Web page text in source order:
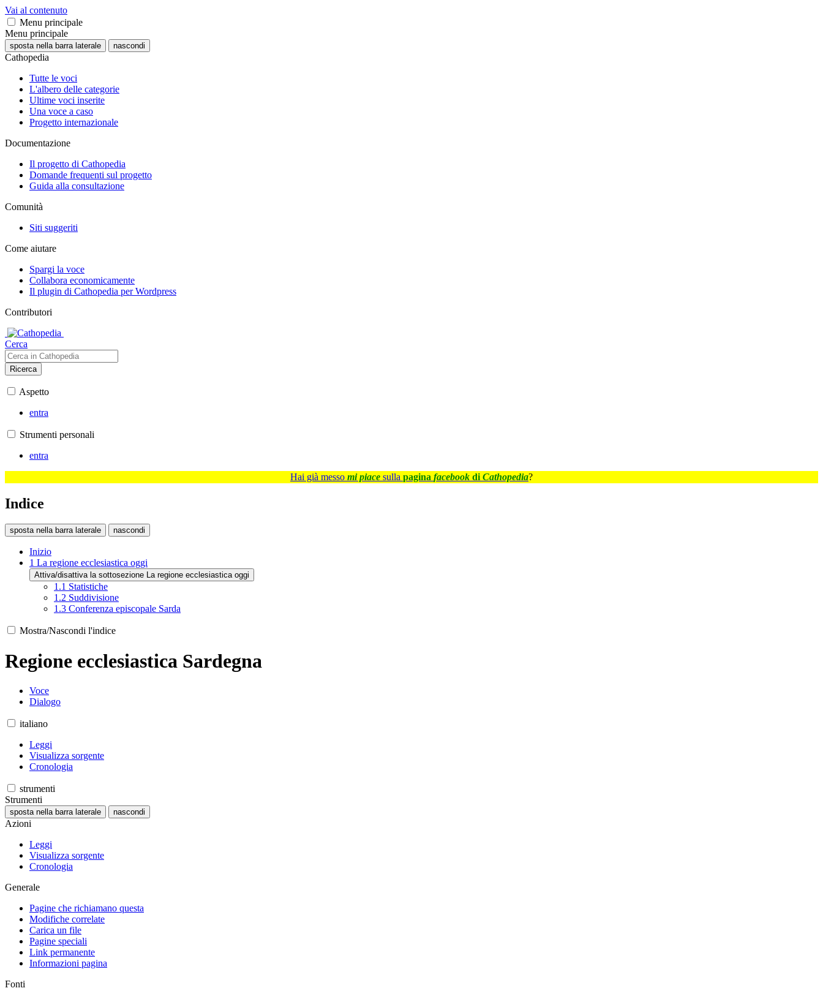
Vai al contenuto
Menu principale
Menu principale
sposta nella barra laterale nascondi
Cathopedia
Tutte le voci
L'albero delle categorie
Ultime voci inserite
Una voce a caso
Progetto internazionale
Documentazione
Il progetto di Cathopedia
Domande frequenti sul progetto
Guida alla consultazione
Comunità
Siti suggeriti
Come aiutare
Spargi la voce
Collabora economicamente
Il plugin di Cathopedia per Wordpress
Contributori
Cerca
Ricerca
Aspetto
entra
Strumenti personali
entra
Hai già messo mi piace sulla pagina facebook di Cathopedia?
Indice
sposta nella barra laterale nascondi
Inizio
1 La regione ecclesiastica oggi
Attiva/disattiva la sottosezione La regione ecclesiastica oggi
1.1 Statistiche
1.2 Suddivisione
1.3 Conferenza episcopale Sarda
Mostra/Nascondi l'indice
Regione ecclesiastica Sardegna
Voce
Dialogo
italiano
Leggi
Visualizza sorgente
Cronologia
strumenti
Strumenti
sposta nella barra laterale nascondi
Azioni
Leggi
Visualizza sorgente
Cronologia
Generale
Pagine che richiamano questa
Modifiche correlate
Carica un file
Pagine speciali
Link permanente
Informazioni pagina
Fonti